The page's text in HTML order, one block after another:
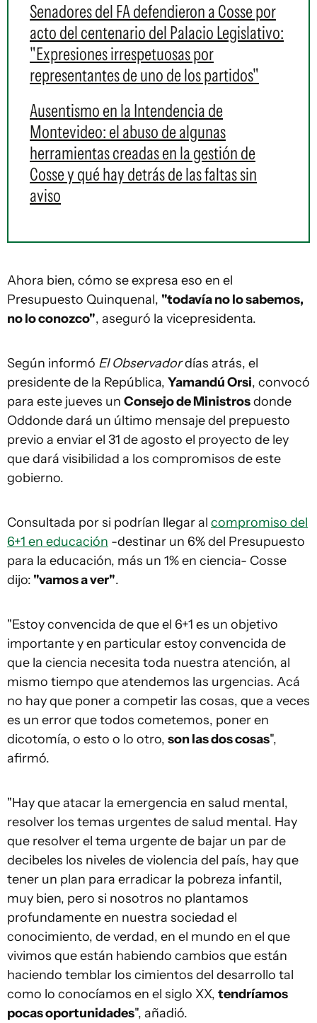
Senadores del FA defendieron a Cosse por
acto del centenario del Palacio Legislativo:
"Expresiones irrespetuosas por
representantes de uno de los partidos"
Ausentismo en la Intendencia de
Montevideo: el abuso de algunas
herramientas creadas en la gestión de
Cosse y qué hay detrás de las faltas sin
aviso
Ahora bien, cómo se expresa eso en el
Presupuesto Quinquenal, "todavía no lo sabemos,
no lo conozco", aseguró la vicepresidenta.
Según informó El Observadordías atrás, el
presidente de la República, Yamandú Orsi, convocó
para este jueves un Consejo de Ministrosdonde
Oddonde dará un último mensaje del prepuesto
previo a enviar el 31 de agosto el proyecto de ley
que dará visibilidad a los compromisos de este
gobierno.
Consultada por si podrían llegar al compromiso del
6+1 en educación -destinar un 6% del Presupuesto
para la educación, más un 1% en ciencia- Cosse
dijo: "vamos a ver".
"Estoy convencida de que el 6+1 es un objetivo
importante y en particular estoy convencida de
que la ciencia necesita toda nuestra atención, al
mismo tiempo que atendemos las urgencias. Acá
no hay que poner a competir las cosas, que a veces
es un error que todos cometemos, poner en
dicotomía, o esto o lo otro, son las dos cosas",
afirmó.
"Hay que atacar la emergencia en salud mental,
resolver los temas urgentes de salud mental. Hay
que resolver el tema urgente de bajar un par de
decibeles los niveles de violencia del país, hay que
tener un plan para erradicar la pobreza infantil,
muy bien, pero si nosotros no plantamos
profundamente en nuestra sociedad el
conocimiento, de verdad, en el mundo en el que
vivimos que están habiendo cambios que están
haciendo temblar los cimientos del desarrollo tal
como lo conocíamos en el siglo XX, tendríamos
pocas oportunidades", añadió.